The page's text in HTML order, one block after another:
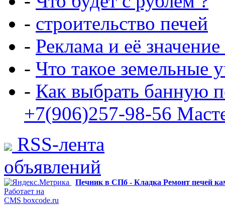
- строительство печей
- Реклама и её
- Что такое земельные
- Как выбрать банную
+7(906)257-98-56
RSS-лента
объявлений
Печник в СПб - Кладка Ремонт печей
Работает на
CMS boxcode.ru